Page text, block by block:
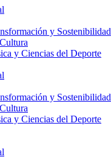
y Sostenibilidad
y Ciencias del Deporte
y Sostenibilidad
y Ciencias del Deporte